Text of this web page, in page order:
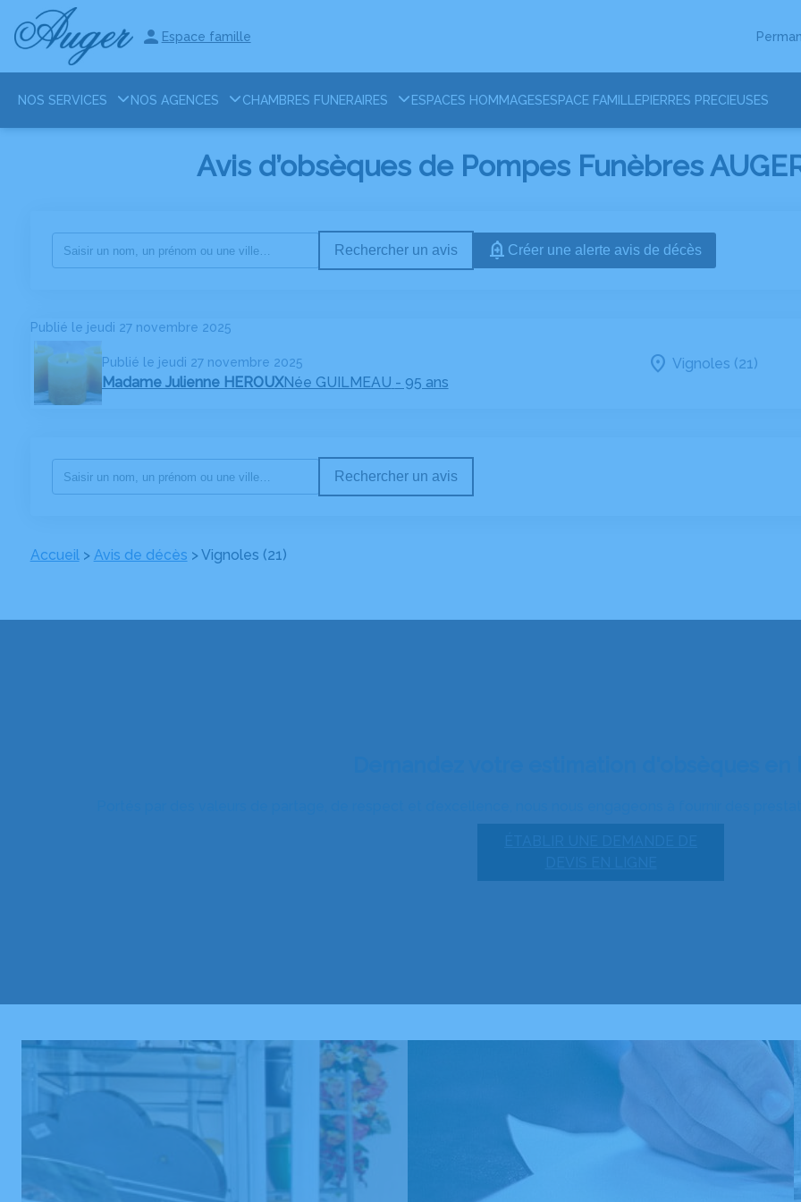
Espace famille
NOS SERVICES NOS AGENCES CHAMBRES FUNERAIRES ESPACES HOMMAGESESPACE FAMILLEPIERRES PRECIEUSES
Avis d’obsèques de Pompes Funèbres
Rechercher un avis Créer une alerte avis de décès
Publié le jeudi 27 novembre 2025
Publié le jeudi 27 novembre 2025
Madame Julienne HEROUXNée GUILMEAU - 95 ans
Vignoles (21)
Rechercher un avis
Accueil> Avis de décès >Vignoles (21)